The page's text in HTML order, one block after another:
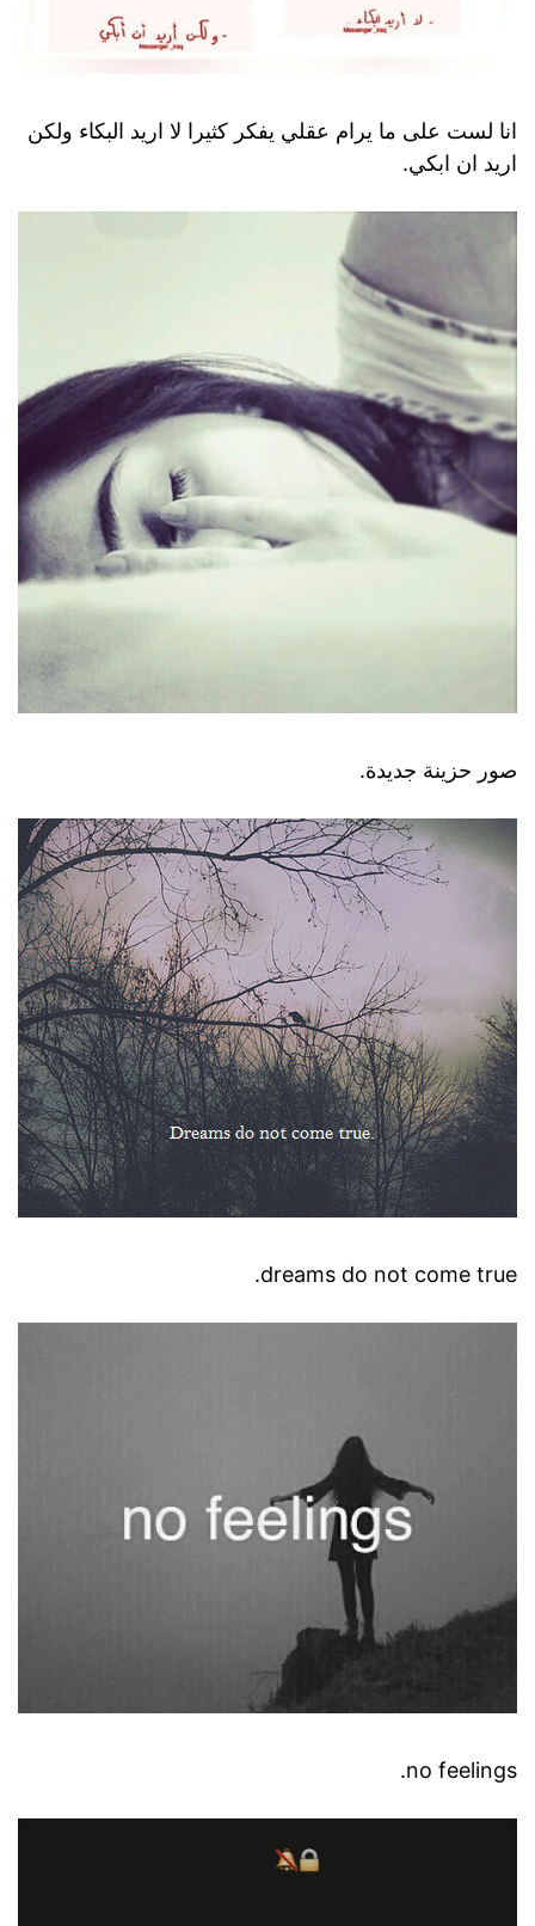
انا لست على ما يرام عقلي يفكر كثيرا لا اريد البكاء ولكن
اريد ان ابكي.
صور حزينة جديدة.
dreams do not come true.
no feelings.